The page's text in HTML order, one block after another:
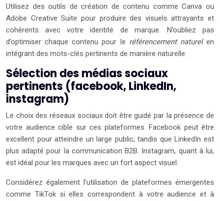
Utilisez des outils de création de contenu comme Canva ou
Adobe Creative Suite pour produire des visuels attrayants et
cohérents avec votre identité de marque. N’oubliez pas
d’optimiser chaque contenu pour le référencement naturelen
intégrant des mots-clés pertinents de manière naturelle.
Sélection des médias sociaux
pertinents (facebook, LinkedIn,
instagram)
Le choix des réseaux sociaux doit être guidé par la présence de
votre audience cible sur ces plateformes. Facebook peut être
excellent pour atteindre un large public, tandis que LinkedIn est
plus adapté pour la communication B2B. Instagram, quant à lui,
est idéal pour les marques avec un fort aspect visuel.
Considérez également l’utilisation de plateformes émergentes
comme TikTok si elles correspondent à votre audience et à